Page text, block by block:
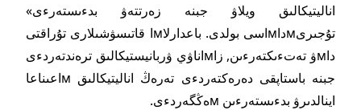
اناليتيكالىق ويلاۋ جبنە زەرتتەۋ بدءىستەرءى»
تۇجىرىмداмاسى بولدى. باعدارلاмا قاتىسۋشىلارى تۇراقتى
داмۋ تەتءىكتەرءىن, زاмاناۋي ۋربانيستيكالىق ترەندتەردءى
جبنە باستاپقى دەرەكتەردءى تەرەڭ اناليتيكالىق мاعىناعا
اينالدىرۋ بدءىستەرءىن мەڭگەردءى.